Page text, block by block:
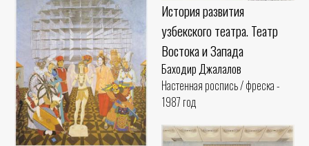
История развития
узбекского театра. Театр
Востока и Запада
Баходир Джалалов
Настенная роспись / фреска -
1987 год